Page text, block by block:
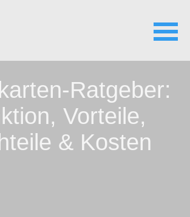
Ratgeber:
Vorteile,
& Kosten